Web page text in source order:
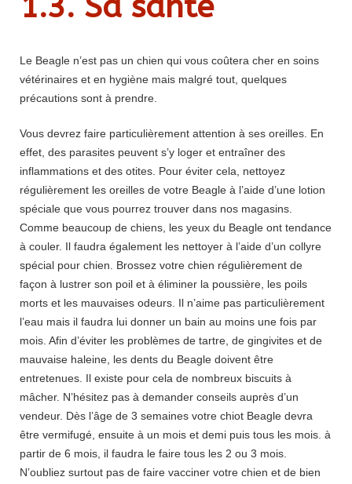
Le Beagle n’est pas un chien qui vous coûtera cher en soins
vétérinaires et en hygiène mais malgré tout, quelques
précautions sont à prendre.
Vous devrez faire particulièrement attention à ses oreilles. En
effet, des parasites peuvent s’y loger et entraîner des
inflammations et des otites. Pour éviter cela, nettoyez
régulièrement les oreilles de votre Beagle à l’aide d’une lotion
spéciale que vous pourrez trouver dans nos magasins.
Comme beaucoup de chiens, les yeux du Beagle ont tendance
à couler. Il faudra également les nettoyer à l’aide d’un collyre
spécial pour chien. Brossez votre chien régulièrement de
façon à lustrer son poil et à éliminer la poussière, les poils
morts et les mauvaises odeurs. Il n’aime pas particulièrement
l’eau mais il faudra lui donner un bain au moins une fois par
mois. Afin d’éviter les problèmes de tartre, de gingivites et de
mauvaise haleine, les dents du Beagle doivent être
entretenues. Il existe pour cela de nombreux biscuits à
mâcher. N’hésitez pas à demander conseils auprès d’un
vendeur. Dès l’âge de 3 semaines votre chiot Beagle devra
être vermifugé, ensuite à un mois et demi puis tous les mois. à
partir de 6 mois, il faudra le faire tous les 2 ou 3 mois.
N’oubliez surtout pas de faire vacciner votre chien et de bien